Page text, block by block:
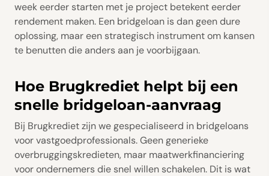
week eerder starten met je project betekent eerder
rendement maken. Een bridgeloan is dan geen dure
oplossing, maar een strategisch instrument om kansen
te benutten die anders aan je voorbijgaan.
Hoe Brugkrediet helpt bij een
snelle bridgeloan-aanvraag
Bij Brugkrediet zijn we gespecialiseerd in bridgeloans
voor vastgoedprofessionals. Geen generieke
overbruggingskredieten, maar maatwerkfinanciering
voor ondernemers die snel willen schakelen. Dit is wat